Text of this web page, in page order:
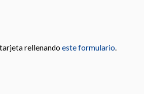
rellenando este formulario.